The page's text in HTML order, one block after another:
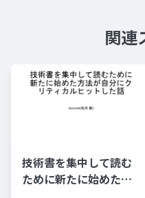
関連
技術書を集中して読む
ために新たに始めた方